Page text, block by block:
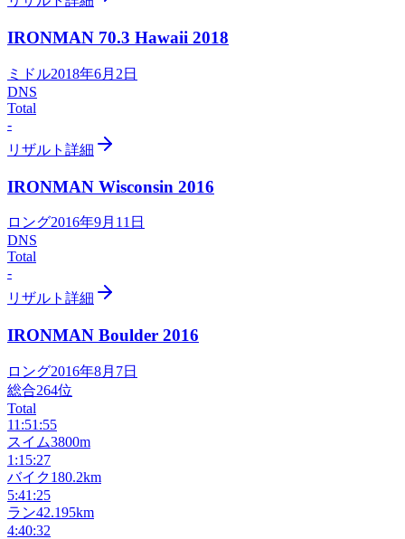
IRONMAN 70.3 Hawaii 2018
ミドル2018年6月2日
DNS
Total
-
リザルト詳細
IRONMAN Wisconsin 2016
ロング2016年9月11日
DNS
Total
-
リザルト詳細
IRONMAN Boulder 2016
ロング2016年8月7日
総合264位
Total
11:51:55
スイム3800m
1:15:27
バイク180.2km
5:41:25
ラン42.195km
4:40:32